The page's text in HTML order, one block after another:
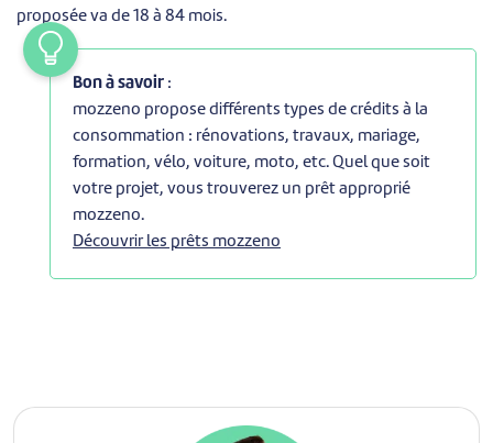
proposée va de 18 à 84 mois.
Bon à savoir :
mozzeno propose différents types de crédits à la
consommation : rénovations, travaux, mariage,
formation, vélo, voiture, moto, etc. Quel que soit
votre projet, vous trouverez un prêt approprié
mozzeno.
Découvrir les prêts mozzeno